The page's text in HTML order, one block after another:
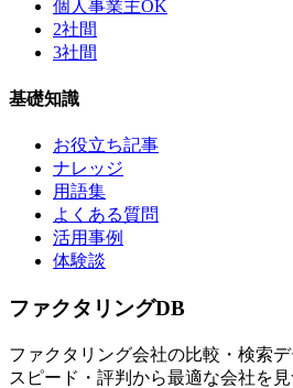
個人事業主OK
2社間
3社間
基礎知識
お役立ち記事
ナレッジ
用語集
よくある質問
活用事例
体験談
ファクタリングDB
ファクタリング会社の比較・検索
スピード・評判から最適な会社を見